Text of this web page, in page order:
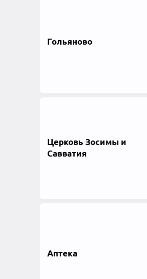
Гольяново
Церковь Зосимы и
Савватия
Аптека